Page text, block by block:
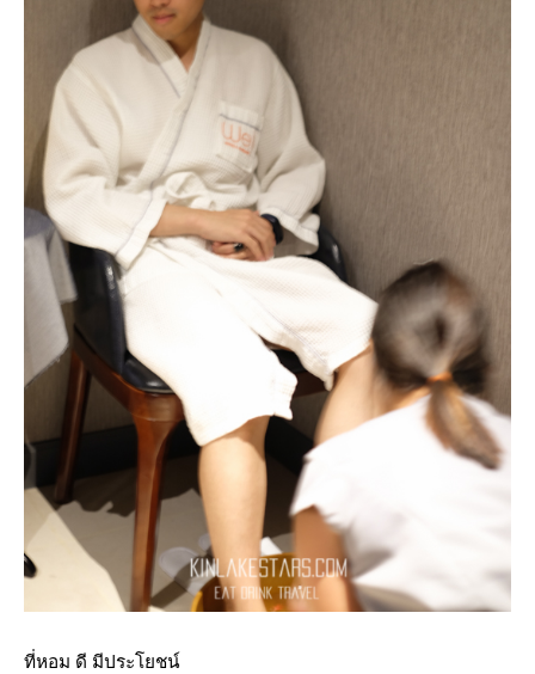
ที่หอม ดี มีประโยชน์